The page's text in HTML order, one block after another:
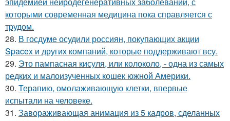
которыми современная медицина пока справляется с
трудом.
28. В госдуме осудили россиян, покупающих акции
Spacex и других компаний, которые поддерживают всу.
29. Это пампасная кисуля, или колоколо, - одна из самых
редких и малоизученных кошек южной Америки.
30. Терапию, омолаживающую клетки, впервые
испытали на человеке.
31. Завораживающая анимация из 5 кадров, сделанных